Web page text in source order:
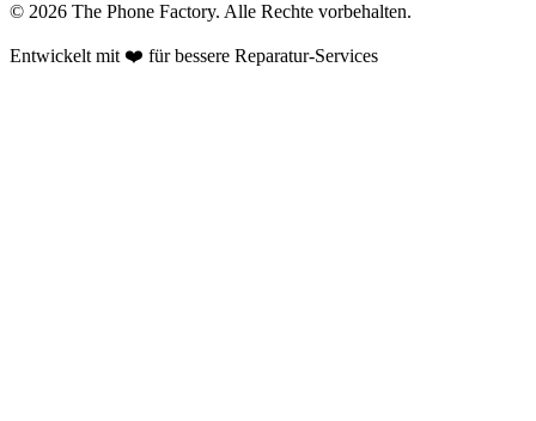
© 2026 The Phone Factory. Alle Rechte vorbehalten.
Entwickelt mit ❤️ für bessere Reparatur-Services